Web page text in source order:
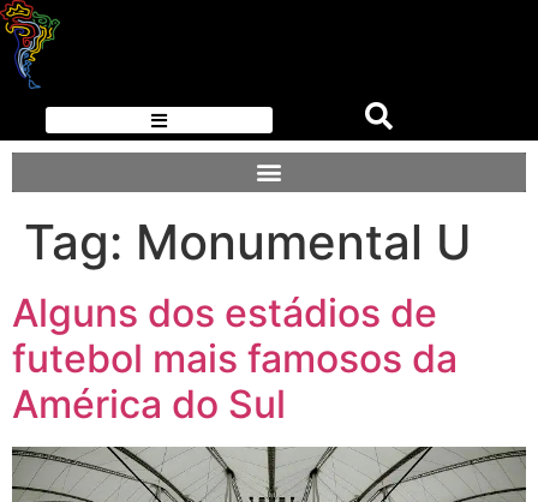
Tag: Monumental U
Alguns dos estádios de
futebol mais famosos da
América do Sul